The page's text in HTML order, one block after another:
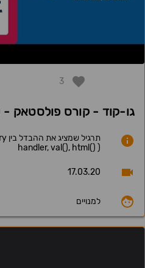
3
גו-קוד - קורס פולסטאק -
handler, val(), html() )
17.03.20
למנויים